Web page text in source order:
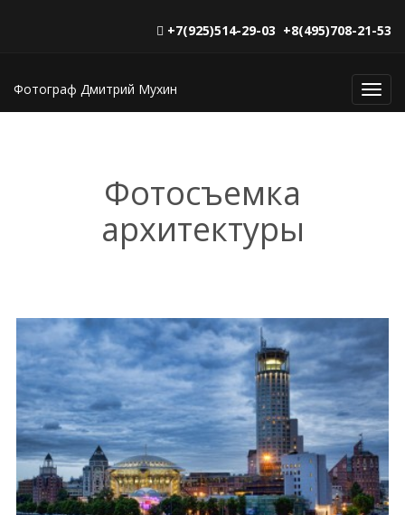
+7(925)514-29-03 +8(495)708-21-53
Фотограф Дмитрий Мухин
Фотосъемка
архитектуры